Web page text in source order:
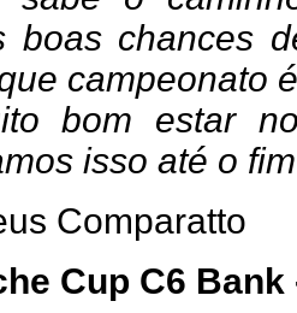
boas chances
campeonato
bom estar
isso até o
Comparatto
Cup C6